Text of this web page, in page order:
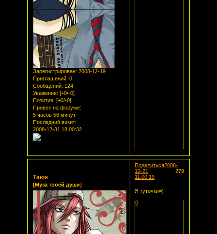
Зарегистрирован: 2008-12-19
Приглашений: 0
Сообщений: 124
Уважение: [+0/-0]
Позитив: [+0/-0]
Провел на форуме:
5 часов 56 минут
Последний визит:
2008-12-31 18:00:32
Поделиться
279
2008-
12-21
11:00:19
Таюя
[Муза твоей души]
Я туточки=)
0